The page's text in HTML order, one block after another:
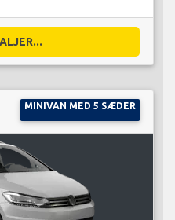
MINIVAN MED 5 SÆDER